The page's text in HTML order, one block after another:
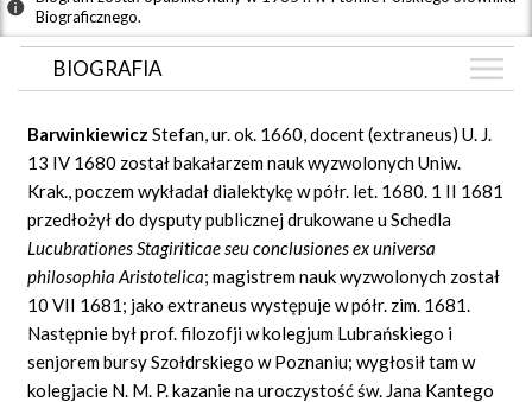
Biograficznego.
BIOGRAFIA
GRAF POWIĄZAŃ
DYSKUSJA
Mapa
Barwinkiewicz Stefan, ur. ok. 1660, docent (extraneus) U. J.
13 IV 1680 został bakałarzem nauk wyzwolonych Uniw.
Krak., poczem wykładał dialektykę w półr. let. 1680. 1 II 1681
przedłożył do dysputy publicznej drukowane u Schedla
Lucubrationes Stagiriticae seuconclusiones ex universa
philosophiaAristotelica; magistrem nauk wyzwolonych został
10 VII 1681; jako extraneus występuje w półr. zim. 1681.
Następnie był prof. filozofji w kolegjum Lubrańskiego i
senjorem bursy Szołdrskiego w Poznaniu; wygłosił tam w
kolegjacie N. M. P. kazanie na uroczystość św. Jana Kantego